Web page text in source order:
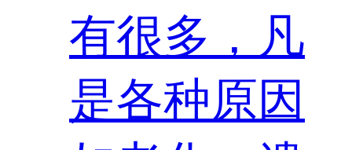
有很多，凡
是各种原因